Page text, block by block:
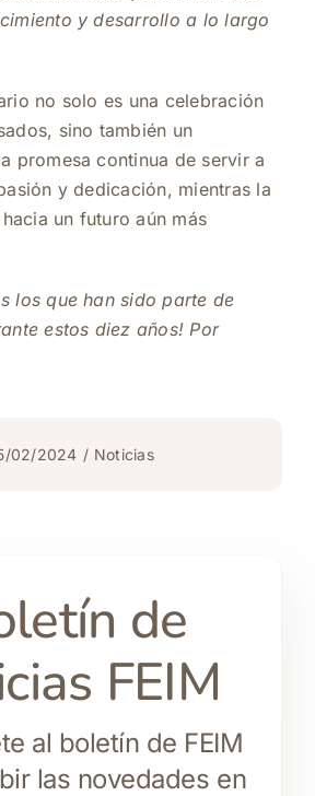
y desarrollo a lo largo
no solo es una celebración
sino también un
promesa continua de servir a
y dedicación, mientras la
un futuro aún más
los que han sido parte de
estos diez años! Por
02/2024 / Noticias
de
FEIM
al boletín de FEIM
las novedades en